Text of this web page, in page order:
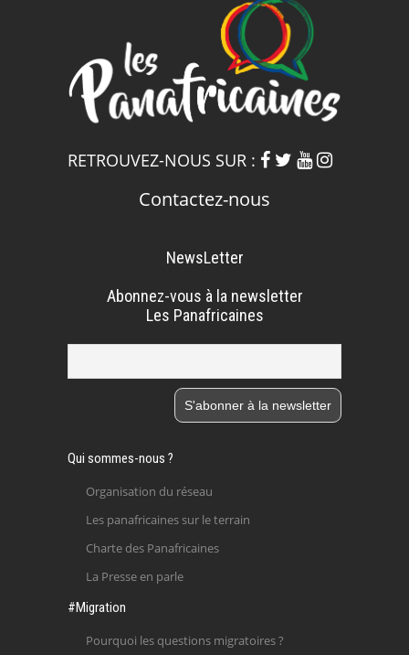
RETROUVEZ-NOUS SUR :
Contactez-nous
NewsLetter
Abonnez-vous à la newsletter
Les Panafricaines
Qui sommes-nous ?
Organisation du réseau
Les panafricaines sur le terrain
Charte des Panafricaines
La Presse en parle
#Migration
Pourquoi les questions migratoires ?